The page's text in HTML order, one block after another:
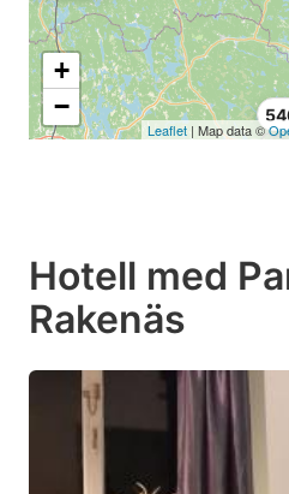
+
−
Leaflet | Map data ©
Hotell med
Rakenäs